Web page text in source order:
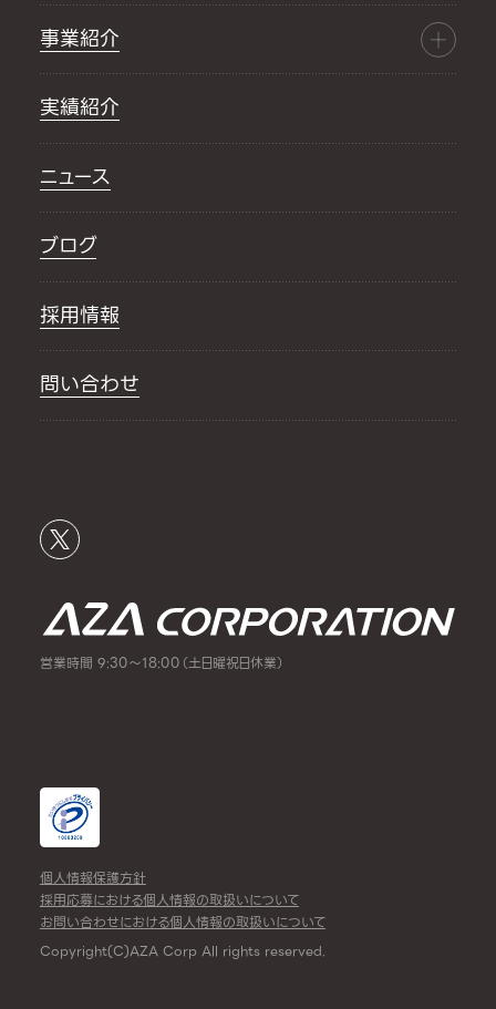
事業紹介
実績紹介
ニュース
ブログ
採用情報
問い合わせ
営業時間 9:30～18:00（土日曜祝日休業）
個人情報保護方針
採用応募における個人情報の取扱いについて
お問い合わせにおける個人情報の取扱いについて
Copyright(C)AZA Corp All rights reserved.